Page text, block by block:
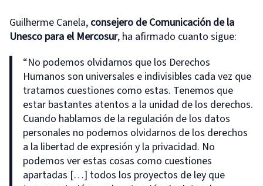
Guilherme Canela, consejero de Comunicación de la
Unesco para el Mercosur, ha afirmado cuanto sigue:
“No podemos olvidarnos que los Derechos
Humanos son universales e indivisibles cada vez que
tratamos cuestiones como estas. Tenemos que
estar bastantes atentos a la unidad de los derechos.
Cuando hablamos de la regulación de los datos
personales no podemos olvidarnos de los derechos
a la libertad de expresión y la privacidad. No
podemos ver estas cosas como cuestiones
apartadas […] todos los proyectos de ley que